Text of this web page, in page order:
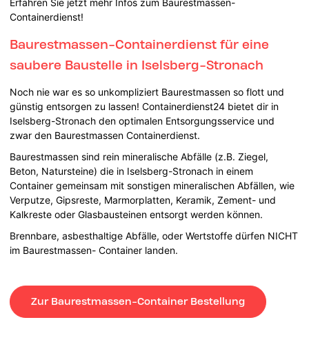
Erfahren Sie jetzt mehr Infos zum Baurestmassen-
Containerdienst!
Baurestmassen-Containerdienst für eine
saubere Baustelle in Iselsberg-Stronach
Noch nie war es so unkompliziert Baurestmassen so flott und
günstig entsorgen zu lassen! Containerdienst24 bietet dir in
Iselsberg-Stronach den optimalen Entsorgungsservice und
zwar den Baurestmassen Containerdienst.
Baurestmassen sind rein mineralische Abfälle (z.B. Ziegel,
Beton, Natursteine) die in Iselsberg-Stronach in einem
Container gemeinsam mit sonstigen mineralischen Abfällen, wie
Verputze, Gipsreste, Marmorplatten, Keramik, Zement- und
Kalkreste oder Glasbausteinen entsorgt werden können.
Brennbare, asbesthaltige Abfälle, oder Wertstoffe dürfen NICHT
im Baurestmassen- Container landen.
Zur Baurestmassen-Container Bestellung